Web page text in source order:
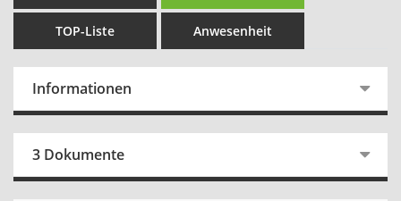
TOP-Liste Anwesenheit
Informationen
3 Dokumente